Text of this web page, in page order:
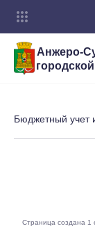
Анжеро-
Бюджетный учет
Страница создана 1